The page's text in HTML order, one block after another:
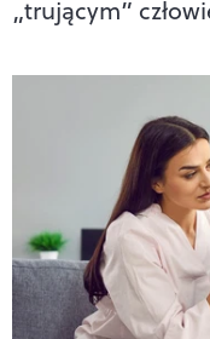
„trującym”